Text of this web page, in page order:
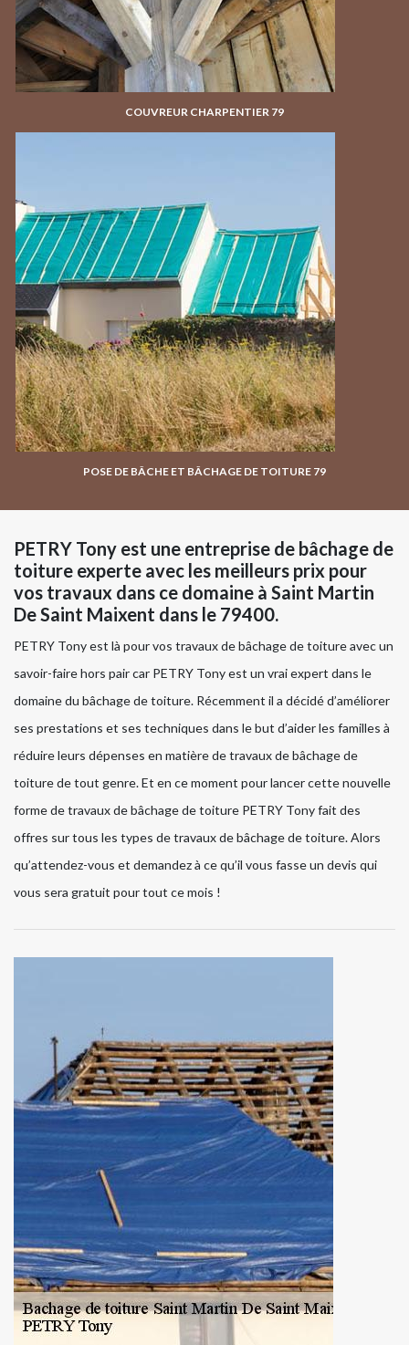
COUVREUR CHARPENTIER 79
POSE DE BÂCHE ET BÂCHAGE DE TOITURE 79
PETRY Tony est une entreprise de bâchage de
toiture experte avec les meilleurs prix pour
vos travaux dans ce domaine à Saint Martin
De Saint Maixent dans le 79400.
PETRY Tony est là pour vos travaux de bâchage de toiture avec un
savoir-faire hors pair car PETRY Tony est un vrai expert dans le
domaine du bâchage de toiture. Récemment il a décidé d’améliorer
ses prestations et ses techniques dans le but d’aider les familles à
réduire leurs dépenses en matière de travaux de bâchage de
toiture de tout genre. Et en ce moment pour lancer cette nouvelle
forme de travaux de bâchage de toiture PETRY Tony fait des
offres sur tous les types de travaux de bâchage de toiture. Alors
qu’attendez-vous et demandez à ce qu’il vous fasse un devis qui
vous sera gratuit pour tout ce mois !